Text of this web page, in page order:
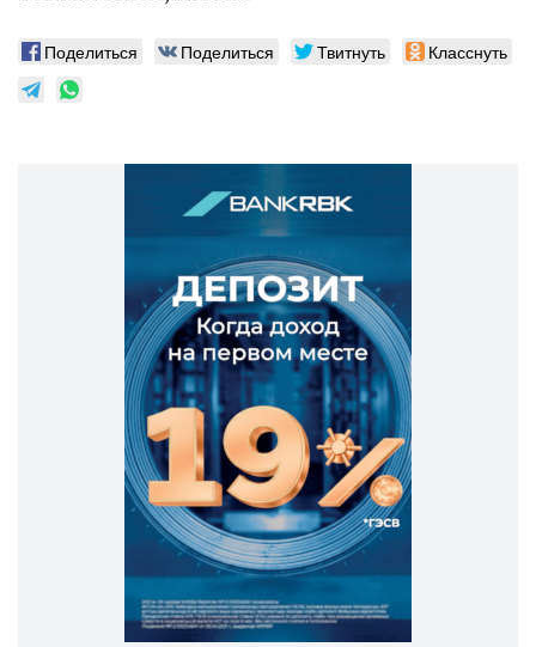
Поделиться Поделиться Твитнуть Класснуть